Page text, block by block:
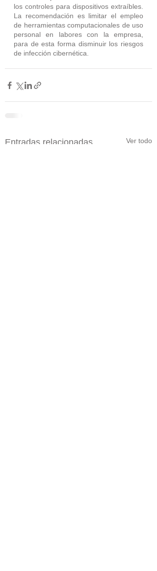
los controles para dispositivos extraíbles.
La recomendación es limitar el empleo
de herramientas computacionales de uso
personal en labores con la empresa,
para de esta forma disminuir los riesgos
de infección cibernética.
Entradas relacionadas Ver todo